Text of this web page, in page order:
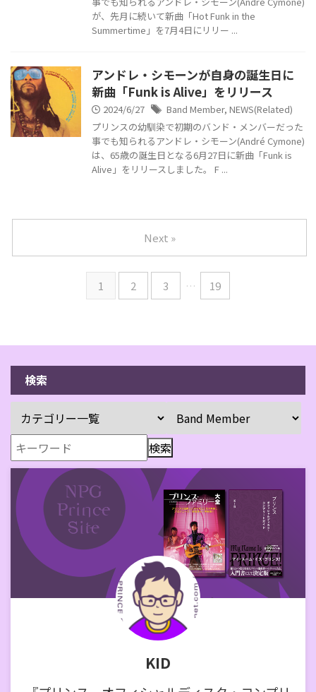
が、先月に続いて新曲「Hot Funk in the
Summertime」を7月4日にリリー ...
アンドレ・シモーンが自身の誕生日に
新曲「Funk is Alive」をリリース
2024/6/27 Band Member, NEWS(Related)
プリンスの幼馴染で初期のバンド・メンバーだった
事でも知られるアンドレ・シモーン(André Cymone)
は、65歳の誕生日となる6月27日に新曲「Funk is
Alive」をリリースしました。 F ...
1 2 3 … 19
Next »
検索
KID